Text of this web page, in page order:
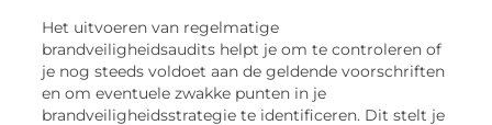
Het uitvoeren van regelmatige
brandveiligheidsaudits helpt je om te controleren of
je nog steeds voldoet aan de geldende voorschriften
en om eventuele zwakke punten in je
brandveiligheidsstrategie te identificeren. Dit stelt je